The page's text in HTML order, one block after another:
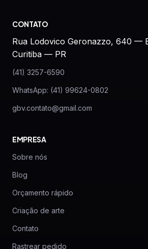
CONTATO
Rua Lodovico Geronazzo, 640 —
Curitiba — PR
(41) 3257-6590
WhatsApp: (41) 99624-0802
gbv.contato@gmail.com
EMPRESA
Sobre nós
Blog
Orçamento rápido
Criação de arte
Contato
Rastrear pedido